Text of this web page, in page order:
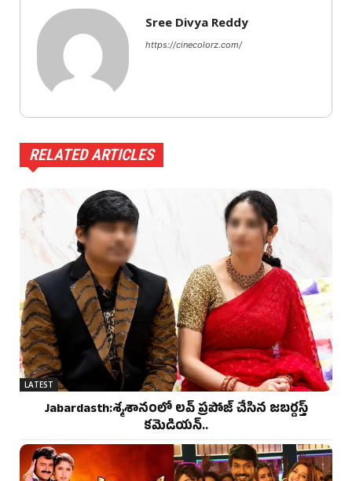
Sree Divya Reddy
https://cinecolorz.com/
RELATED ARTICLES
LATEST
Jabardasth:శ్మశానంలో లవ్ ప్రపోజ్ చేసిన జబర్దస్త్
కమెడియన్..